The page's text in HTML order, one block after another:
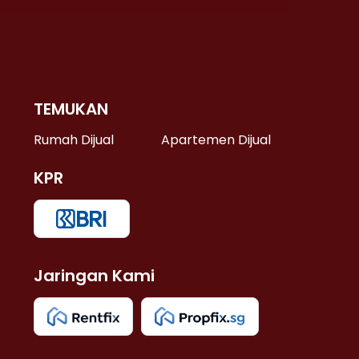
TEMUKAN
Rumah Dijual Apartemen Dijual
KPR
Jaringan Kami